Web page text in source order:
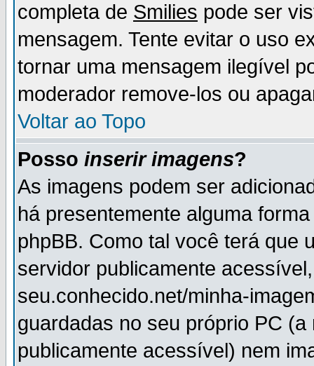
completa de Smilies pode ser
mensagem. Tente evitar o uso
tornar uma mensagem ilegível
moderador remove-los ou
Voltar ao Topo
Posso inserir imagens?
As imagens podem ser
há presentemente alguma
phpBB. Como tal você terá que
servidor publicamente
seu.conhecido.net/minha-
guardadas no seu próprio PC
publicamente acessível) nem